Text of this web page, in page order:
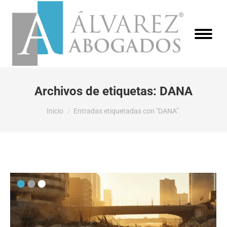
Archivos de etiquetas: DANA
Estás aquí:
Inicio Entradas etiquetadas con "DANA".